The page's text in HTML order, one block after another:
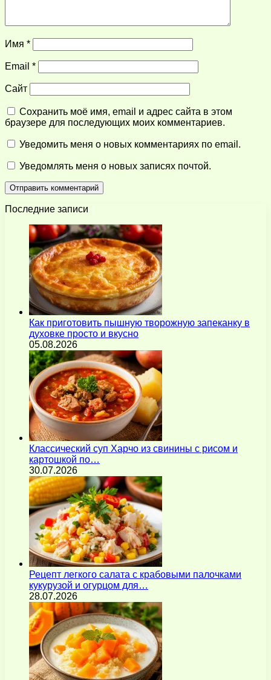
Имя *
Email *
Сайт
Сохранить моё имя, email и адрес сайта в этом
браузере для последующих моих комментариев.
Уведомить меня о новых комментариях по email.
Уведомлять меня о новых записях почтой.
Последние записи
Как приготовить пышную творожную запеканку в
духовке просто и вкусно
05.08.2026
Классический суп Харчо из свинины с рисом и
картошкой по…
30.07.2026
Рецепт легкого салата с крабовыми палочками
кукурузой и огурцом для…
28.07.2026